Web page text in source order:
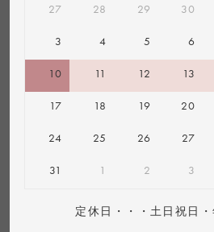
27 28 29 30
3 4 5 6
10 11 12 13
17 18 19 20
24 25 26 27
31 1 2 3
定休日・・・土日祝日